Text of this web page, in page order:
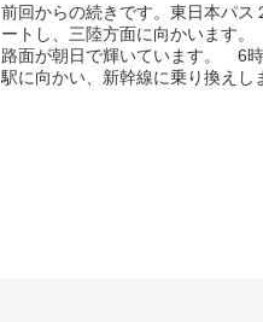
前回からの続きです。東日本パス
ートし、三陸方面に向かいます
路面が朝日で輝いています。 6
駅に向かい、新幹線に乗り換え